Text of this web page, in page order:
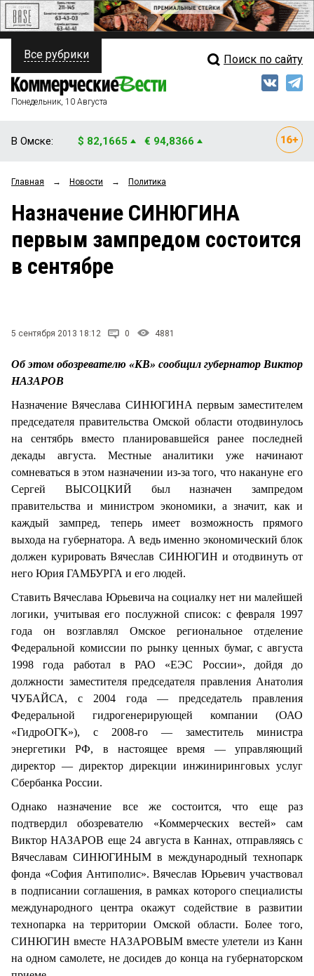
ПОЛИТИКА
ФИНАНСЫ
ОБЩЕСТВО
ЗАКОН
НОВОСТИ КОМПАНИЙ
Свежий выпуск
Рейтинги
Блоги
Все рубрики Поиск по сайту
Понедельник, 10 Августа
В Омске: $ 82,1665 € 94,8366
Главная → Новости → Политика
Назначение СИНЮГИНА
первым зампредом состоится
в сентябре
5 сентября 2013 18:12 0 4881
Об этом обозревателю «КВ» сообщил губернатор Виктор
НАЗАРОВ
Назначение Вячеслава СИНЮГИНА первым заместителем
председателя правительства Омской области отодвинулось
на сентябрь вместо планировавшейся ранее последней
декады августа. Местные аналитики уже начинают
сомневаться в этом назначении из-за того, что накануне его
Сергей ВЫСОЦКИЙ был назначен зампредом
правительства и министром экономики, а значит, как и
каждый зампред, теперь имеет возможность прямого
выхода на губернатора. А ведь именно экономический блок
должен курировать Вячеслав СИНЮГИН и отодвинуть от
него Юрия ГАМБУРГА и его людей.
Ставить Вячеслава Юрьевича на социалку нет ни малейшей
логики, учитывая его послужной список: с февраля 1997
года он возглавлял Омское региональное отделение
Федеральной комиссии по рынку ценных бумаг, с августа
1998 года работал в РАО «ЕЭС России», дойдя до
должности заместителя председателя правления Анатолия
ЧУБАЙСА, с 2004 года — председатель правления
Федеральной гидрогенерирующей компании (ОАО
«ГидроОГК»), с 2008-го — заместитель министра
энергетики РФ, в настоящее время — управляющий
директор — директор дирекции инжиниринговых услуг
Сбербанка России.
Однако назначение все же состоится, что еще раз
подтвердил обозревателю «Коммерческих вестей» сам
Виктор НАЗАРОВ еще 24 августа в Каннах, отправляясь с
Вячеславам СИНЮГИНЫМ в международный технопарк
фонда «София Антиполис». Вячеслав Юрьевич участвовал
в подписании соглашения, в рамках которого специалисты
международного центра окажут содействие в развитии
технопарка на территории Омской области. Более того,
СИНЮГИН вместе НАЗАРОВЫМ вместе улетели из Канн
на одном самолете, не досидев до конца на губернаторском